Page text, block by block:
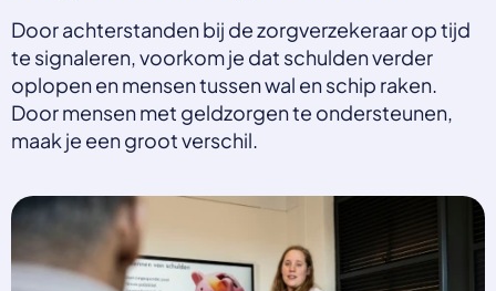
Nieuws
Casussen
Vacatures
Contact
Nederlands
English
Deutsch
Polski
Door achterstanden bij de zorgverzekeraar op tijd
te signaleren, voorkom je dat schulden verder
oplopen en mensen tussen wal en schip raken.
Door mensen met geldzorgen te ondersteunen,
maak je een groot verschil.